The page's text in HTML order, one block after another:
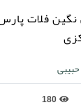
فلات